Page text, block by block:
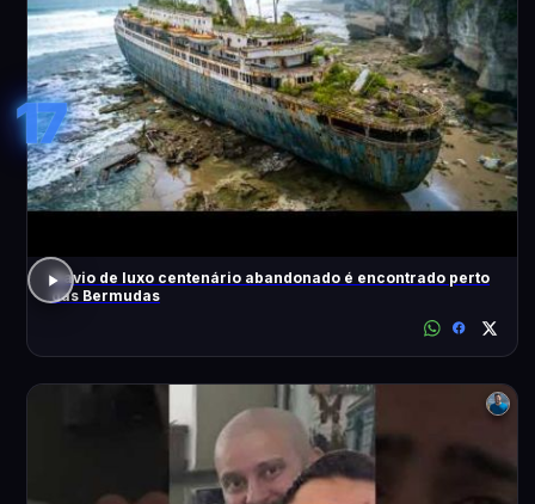
17
Navio de luxo centenário abandonado é encontrado perto
das Bermudas